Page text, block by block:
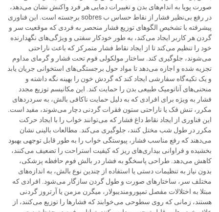
صورت پویا به اندام‌های بدن و تغییرات دمایی هر فرد واکنش نشان می‌دهد،
در رفع بی‌نظیر فشار از نقاط حساس ب sobres برجسته است. این فناوری
پیشرفته با تشخیص الگوهای توزیع فشار منحصر به فردی که موقعیت سر و
گردن هر کاربر ایجاد می‌کند، به طور خودکار سفتی و ویژگی‌های نگهدارنده
خود را تنظیم می‌کند تا از ایجاد نقاط فشار متمرکز که باعث ناراحتی
می‌شوند، جلوگیری کند. ساختار مولکولی فوم تحت فشار و گرمای مداوم
تجزیه شده و اجازه می‌دهد تا مواد حول برجستگی‌های استخوانی جریان یابد
و یک تکیه‌گاه سفارشی ایجاد کند که گردش خون را بهینه نگه داشته و
منحنی‌های آناتومیک طبیعی بدن را حمایت کند. این مکانیسم توزیع مجدد
فشار به ویژه برای افرادی که به دلیل حمایت ناکافی بالش، به سردردهای
مکرر، تنش فک یا ناراحتی ستون فقرات گردنی دچار می‌شوند، مفید است.
این فناوری از ایجاد نقاط داغ فشار که می‌توانند خواب را با ایجاد حرکت
مکرر در طول شب مختل کنند، جلوگیری می‌کند. مطالعات بالینی نشان
می‌دهند که رفع مناسب فشار، پیوستگی خواب را به طور قابل توجهی بهبود
بخشیده و فراوانی بیداری‌های ریز که کیفیت استراحت را تضعیف می‌کنند،
کاهش می‌دهد. طراحی پاسخگو به فشار در بالش فوم حافظه پزشکی،
بدون نیاز به تنظیمات دستی یا استفاده از چندین نوع بالش، به اندازه‌های
مختلف سر، ساختارهای صورت و طول گردن سازگار می‌شود. افرادی که
مبتلا به اختلالات مفصل تمپورومندیبولار، میگرن مزمن یا آرتروز گردنی
هستند، زمانی که روی سطوحی می‌خوابند که فشارها را توزیع می‌کنند، از